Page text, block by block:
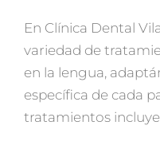
En Clínica Dental
variedad de
en la lengua,
específica de cada
tratamientos